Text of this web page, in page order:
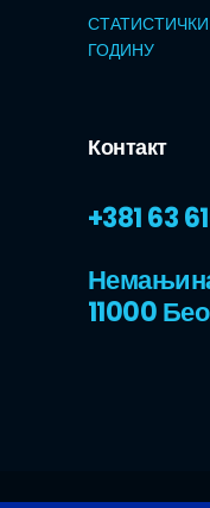
ГОДИНУ
Контакт
+381 63
11000